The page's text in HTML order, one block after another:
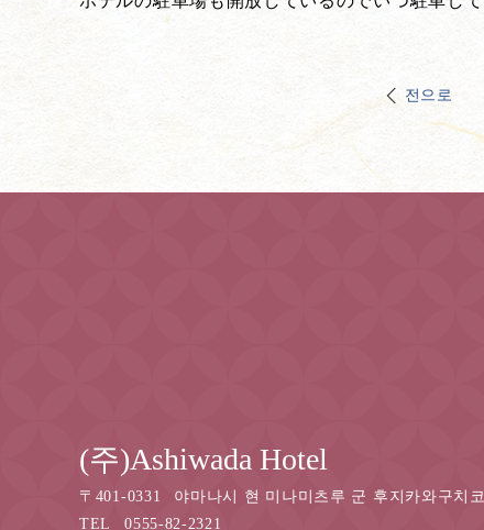
전으로
(주)Ashiwada Hotel
〒 401-0331
야마나시 현 미나미츠루 군 후지카와구치
TEL
0555-82-2321